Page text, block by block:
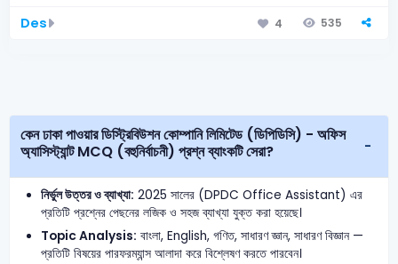
Des 4 535
কেন ঢাকা পাওয়ার ডিস্ট্রিবিউশন কোম্পানি লিমিটেড (ডিপিডিসি) - অফিস
অ্যাসিস্ট্যান্ট MCQ (বহুনির্বাচনী) প্রশ্ন ব্যাংকটি সেরা?
নির্ভুল উত্তর ও ব্যাখ্যা: 2025 সালের (DPDC Office Assistant) এর
প্রতিটি প্রশ্নের পেছনের লজিক ও সহজ ব্যাখ্যা যুক্ত করা হয়েছে।
Topic Analysis: বাংলা, English, গণিত, সাধারণ জ্ঞান, সাধারণ বিজ্ঞান —
প্রতিটি বিষয়ের পারফরম্যান্স আলাদা করে বিশ্লেষণ করতে পারবেন।